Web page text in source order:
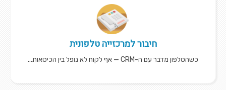
חיבור למרכזייה טלפונית
כשהטלפון מדבר עם ה-CRM — אף לקוח לא נופל בין הכיסאות...